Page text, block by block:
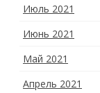
Июль 2021
Июнь 2021
Май 2021
Апрель 2021